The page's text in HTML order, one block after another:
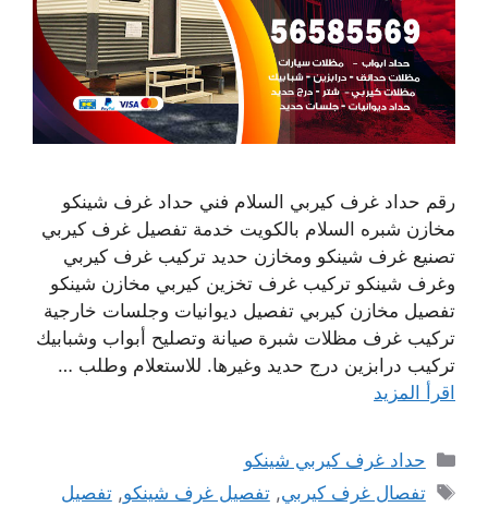
رقم حداد غرف كيربي السلام فني حداد غرف شينكو
مخازن شبره السلام بالكويت خدمة تفصيل غرف كيربي
تصنيع غرف شينكو ومخازن حديد تركيب غرف كيربي
وغرف شينكو تركيب غرف تخزين كيربي مخازن شينكو
تفصيل مخازن كيربي تفصيل ديوانيات وجلسات خارجية
تركيب غرف مظلات شبرة صيانة وتصليح أبواب وشبابيك
تركيب درابزين درج حديد وغيرها. للاستعلام وطلب …
اقرأ المزيد
التصنيفات
حداد غرف كيربي شينكو
الوسوم
تفصال غرف كيربي,تفصيل غرف شينكو,تفصيل